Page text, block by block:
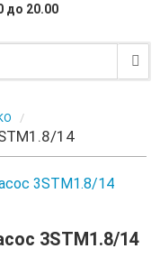
до 20.00
14
3STM1.8/14